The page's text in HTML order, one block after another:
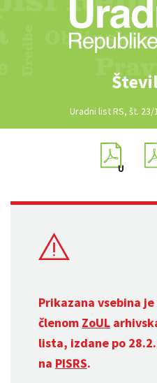
Uradni list RS, št. 23/
Prikazana vsebina
členom ZoUL
lista, izdane po
na PISRS.